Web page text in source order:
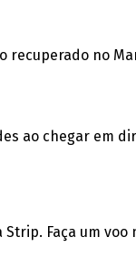
no
ao chegar em
Faça um